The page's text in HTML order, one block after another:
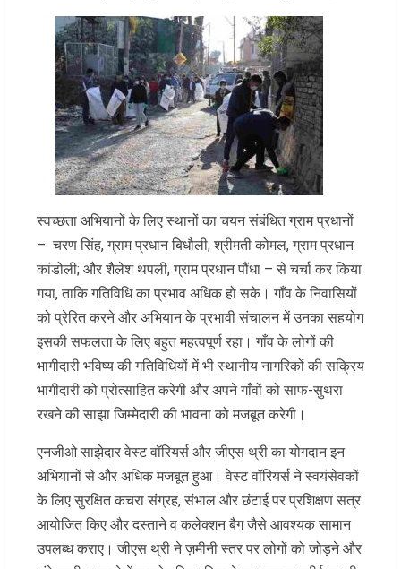
स्वच्छता अभियानों के लिए स्थानों का चयन संबंधित ग्राम प्रधानों
– चरण सिंह, ग्राम प्रधान बिधौली; श्रीमती कोमल, ग्राम प्रधान
कांडोली; और शैलेश थपली, ग्राम प्रधान पौंधा – से चर्चा कर किया
गया, ताकि गतिविधि का प्रभाव अधिक हो सके। गाँव के निवासियों
को प्रेरित करने और अभियान के प्रभावी संचालन में उनका सहयोग
इसकी सफलता के लिए बहुत महत्वपूर्ण रहा। गाँव के लोगों की
भागीदारी भविष्य की गतिविधियों में भी स्थानीय नागरिकों की सक्रिय
भागीदारी को प्रोत्साहित करेगी और अपने गाँवों को साफ-सुथरा
रखने की साझा जिम्मेदारी की भावना को मजबूत करेगी।
एनजीओ साझेदार वेस्ट वॉरियर्स और जीएस थ्री का योगदान इन
अभियानों से और अधिक मजबूत हुआ। वेस्ट वॉरियर्स ने स्वयंसेवकों
के लिए सुरक्षित कचरा संग्रह, संभाल और छंटाई पर प्रशिक्षण सत्र
आयोजित किए और दस्ताने व कलेक्शन बैग जैसे आवश्यक सामान
उपलब्ध कराए। जीएस थ्री ने ज़मीनी स्तर पर लोगों को जोड़ने और